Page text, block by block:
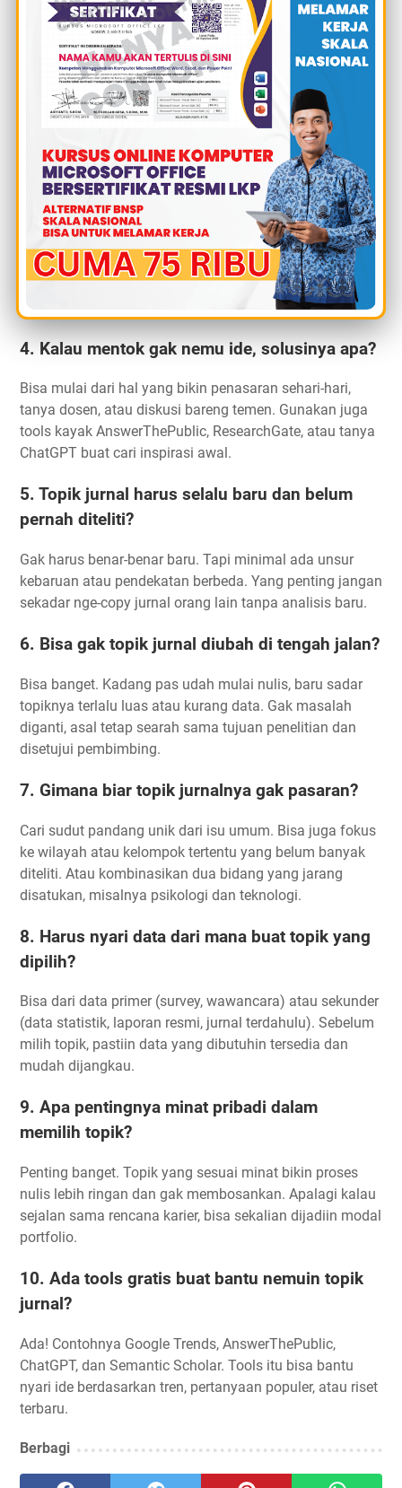
2. Topik jurnal harus sesuai jurusan gak sih?
Iya, sebaiknya topik jurnal tetap nyambung sama jurusan
atau prodi. Soalnya itu bakal nyambung sama peta jalan
penelitian kampus dan lebih gampang disetujui dosen
3. Boleh gak sih pakai topik lama tapi
dimodifikasi?
Boleh banget. Asal ada pembaruan, baik dari segi
pendekatan, konteks, atau data terbaru. Misalnya, topik
tahun 2015 bisa diangkat lagi dengan data 2025 dan
4. Kalau mentok gak nemu ide, solusinya apa?
Bisa mulai dari hal yang bikin penasaran sehari-hari,
tanya dosen, atau diskusi bareng temen. Gunakan juga
tools kayak AnswerThePublic, ResearchGate, atau tanya
ChatGPT buat cari inspirasi awal.
5. Topik jurnal harus selalu baru dan belum
pernah diteliti?
Gak harus benar-benar baru. Tapi minimal ada unsur
kebaruan atau pendekatan berbeda. Yang penting jangan
sekadar nge-copy jurnal orang lain tanpa analisis baru.
6. Bisa gak topik jurnal diubah di tengah jalan?
Bisa banget. Kadang pas udah mulai nulis, baru sadar
topiknya terlalu luas atau kurang data. Gak masalah
diganti, asal tetap searah sama tujuan penelitian dan
disetujui pembimbing.
7. Gimana biar topik jurnalnya gak pasaran?
Cari sudut pandang unik dari isu umum. Bisa juga fokus
ke wilayah atau kelompok tertentu yang belum banyak
diteliti. Atau kombinasikan dua bidang yang jarang
disatukan, misalnya psikologi dan teknologi.
8. Harus nyari data dari mana buat topik yang
dipilih?
Bisa dari data primer (survey, wawancara) atau sekunder
(data statistik, laporan resmi, jurnal terdahulu). Sebelum
milih topik, pastiin data yang dibutuhin tersedia dan
mudah dijangkau.
9. Apa pentingnya minat pribadi dalam
memilih topik?
Penting banget. Topik yang sesuai minat bikin proses
nulis lebih ringan dan gak membosankan. Apalagi kalau
sejalan sama rencana karier, bisa sekalian dijadiin modal
portfolio.
10. Ada tools gratis buat bantu nemuin topik
jurnal?
Ada! Contohnya Google Trends, AnswerThePublic,
ChatGPT, dan Semantic Scholar. Tools itu bisa bantu
nyari ide berdasarkan tren, pertanyaan populer, atau riset
terbaru.
Berbagi